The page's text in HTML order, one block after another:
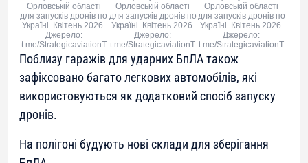
Орловській області
для запусків дронів по
Україні. Квітень 2026.
Джерело:
t.me/StrategicaviationT
Орловській області
для запусків дронів по
Україні. Квітень 2026.
Джерело:
t.me/StrategicaviationT
Орловській області
для запусків дронів по
Україні. Квітень 2026.
Джерело:
t.me/StrategicaviationT
Поблизу гаражів для ударних БпЛА також
зафіксовано багато легкових автомобілів, які
використовуються як додатковий спосіб запуску
дронів.
На полігоні будують нові склади для зберігання